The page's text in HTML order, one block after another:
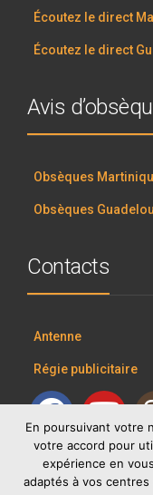
Écoutez le direct
Écoutez le direct
Avis
Obsèques
Obsèques
Contacts
Antenne
Régie publicitaire
En poursuivant votre
votre accord pour
expérience en
adaptés à vos